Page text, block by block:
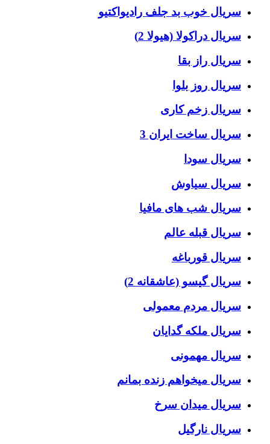
سریال خوب بد جلف رادیواکتیو
سریال دراکولا (هیولا 2)
سریال راز بقا
سریال روز بلوا
سریال زخم کاری
سریال ساخت ایران 3
سریال سودا
سریال سیاوش
سریال شب های مافیا
سریال قبله عالم
سریال قورباغه
سریال گیسو (عاشقانه 2)
سریال مردم معمولی
سریال ملکه گدایان
سریال مهمونی
سریال میخواهم زنده بمانم
سریال میدان سرخ
سریال نارگیل